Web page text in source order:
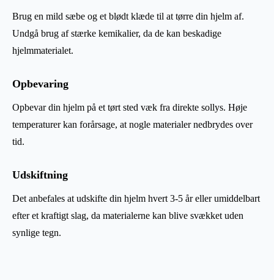
Brug en mild sæbe og et blødt klæde til at tørre din hjelm af.
Undgå brug af stærke kemikalier, da de kan beskadige
hjelmmaterialet.
Opbevaring
Opbevar din hjelm på et tørt sted væk fra direkte sollys. Høje
temperaturer kan forårsage, at nogle materialer nedbrydes over
tid.
Udskiftning
Det anbefales at udskifte din hjelm hvert 3-5 år eller umiddelbart
efter et kraftigt slag, da materialerne kan blive svækket uden
synlige tegn.